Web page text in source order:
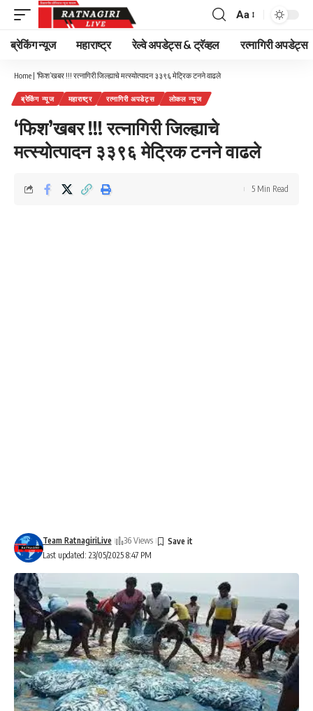
Font
Resizer
Aa
ब्रेकिंग न्यूज महाराष्ट्र रेल्वे अपडेट्स & ट्रॅव्हल रत्नागिरी अपडेट्स
Home | ‘फिश’खबर !!! रत्नागिरी जिल्ह्याचे मत्स्योत्पादन ३३९६ मेट्रिक टनने वाढले
ब्रेकिंग न्यूज महाराष्ट्र रत्नागिरी अपडेट्स लोकल न्यूज
‘फिश’खबर !!! रत्नागिरी जिल्ह्याचे
मत्स्योत्पादन ३३९६ मेट्रिक टनने वाढले
Last updated: 23/05/2025 8:47 PM
Team RatnagiriLive 36 Views
5 Min Read